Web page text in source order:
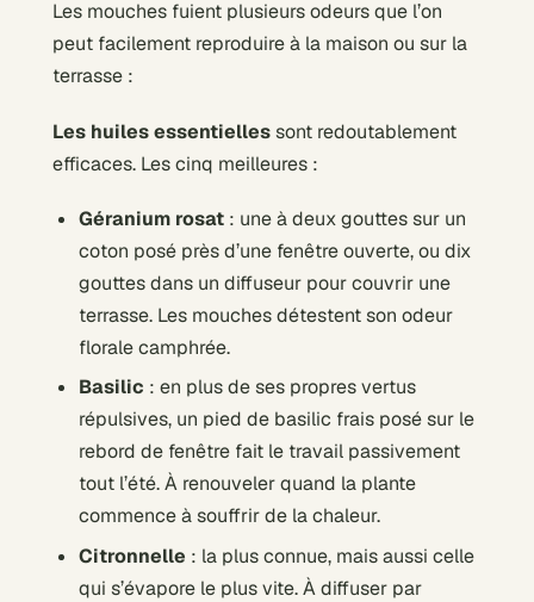
Les mouches fuient plusieurs odeurs que l’on
peut facilement reproduire à la maison ou sur la
terrasse :
Les huiles essentiellessont redoutablement
efficaces. Les cinq meilleures :
Géranium rosat : une à deux gouttes sur un
coton posé près d’une fenêtre ouverte, ou dix
gouttes dans un diffuseur pour couvrir une
terrasse. Les mouches détestent son odeur
florale camphrée.
Basilic : en plus de ses propres vertus
répulsives, un pied de basilic frais posé sur le
rebord de fenêtre fait le travail passivement
tout l’été. À renouveler quand la plante
commence à souffrir de la chaleur.
Citronnelle : la plus connue, mais aussi celle
qui s’évapore le plus vite. À diffuser par